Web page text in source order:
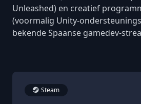
Unleashed) en creatief
(voormalig Unity-
bekende Spaanse gamedev-
Steam